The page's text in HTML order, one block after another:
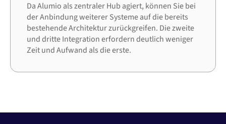
Da Alumio als zentraler Hub agiert, können Sie bei
der Anbindung weiterer Systeme auf die bereits
bestehende Architektur zurückgreifen. Die zweite
und dritte Integration erfordern deutlich weniger
Zeit und Aufwand als die erste.